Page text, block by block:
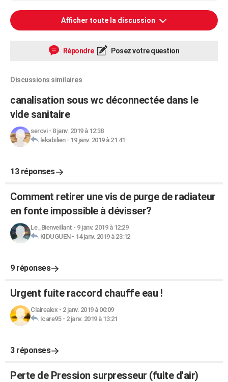
Afficher toute la discussion
Répondre Posez votre question
Discussions similaires
canalisation sous wc déconnectée dans le
vide sanitaire
serovi- 8 janv. 2019 à 12:38
lekabilien- 19 janv. 2019 à 21:41
13 réponses
Comment retirer une vis de purge de radiateur
en fonte impossible à dévisser?
Le_Bienveillant - 9 janv. 2019 à 12:29
KIDUGUEN- 14 janv. 2019 à 23:12
9 réponses
Urgent fuite raccord chauffe eau !
Clairealex - 2 janv. 2019 à 00:09
Icare95- 2 janv. 2019 à 13:21
3 réponses
Perte de Pression surpresseur (fuite d'air)